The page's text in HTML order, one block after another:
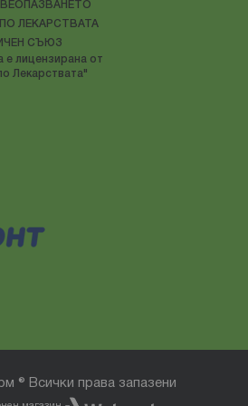
ЛЕКАРСТВАТА
СЪЮЗ
е лицензирана от
Лекарствата"
® Всички права запазени